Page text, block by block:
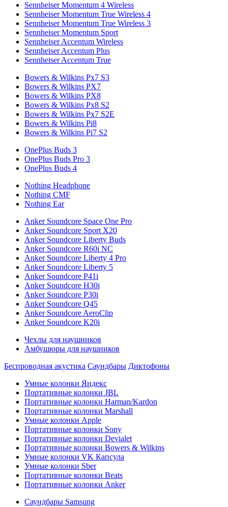
Sennheiser Momentum 4 Wireless
Sennheiser Momentum True Wireless 4
Sennheiser Momentum True Wireless 3
Sennheiser Momentum Sport
Sennheiser Accentum Wireless
Sennheiser Accentum Plus
Sennheiser Accentum True
Bowers & Wilkins Px7 S3
Bowers & Wilkins PX7
Bowers & Wilkins PX8
Bowers & Wilkins Px8 S2
Bowers & Wilkins Px7 S2E
Bowers & Wilkins Pi8
Bowers & Wilkins Pi7 S2
OnePlus Buds 3
OnePlus Buds Pro 3
OnePlus Buds 4
Nothing Headphone
Nothing CMF
Nothing Ear
Anker Soundcore Space One Pro
Anker Soundcore Sport X20
Anker Soundcore Liberty Buds
Anker Soundcore R60i NC
Anker Soundcore Liberty 4 Pro
Anker Soundcore Liberty 5
Anker Soundcore P41i
Anker Soundcore H30i
Anker Soundcore P30i
Anker Soundcore Q45
Anker Soundcore AeroClip
Anker Soundcore K20i
Чехлы для наушников
Амбушюры для наушников
Беспроводная акустика Саундбары Диктофоны
Умные колонки Яндекс
Портативные колонки JBL
Портативные колонки Harman/Kardon
Портативные колонки Marshall
Умные колонки Apple
Портативные колонки Sony
Портативные колонки Devialet
Портативные колонки Bowers & Wilkins
Умные колонки VK Капсула
Умные колонки Sber
Портативные колонки Beats
Портативные колонки Anker
Саундбары Samsung